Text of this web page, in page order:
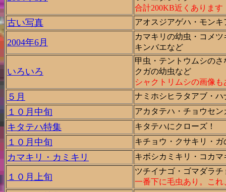
合計200KB近くあります
古い写真 アオスジアゲハ・モン
2004年6月
カマキリの幼虫・コメ
キンバエなど
いろいろ
甲虫・テントウムシの
クガの幼虫など
シャクトリムシの画像も
５月 ナミホシヒラタアブ・
１０月中旬 アカタテハ・チョウセ
キタテハ特集 キタテハにクローズ！
１０月中旬 キチョウ・クサキリ・
カマキリ・カミキリ キボシカミキリ・コカ
１０月上旬
ツチイナゴ・ゴマダラ
一番下に毛虫あり。こ